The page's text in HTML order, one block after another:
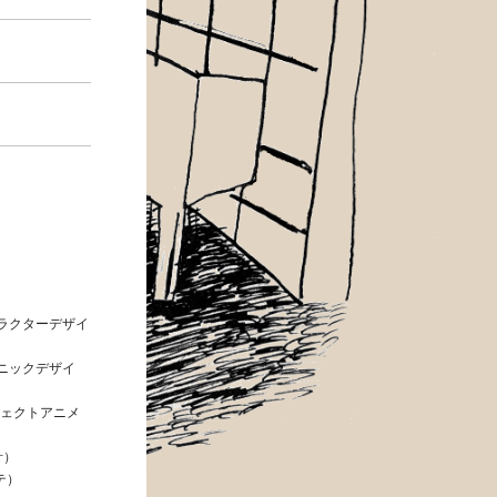
クターデザイ
ックデザイ
クトアニメ